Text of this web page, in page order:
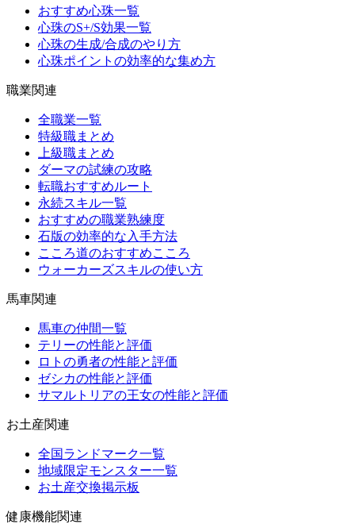
おすすめ心珠一覧
心珠のS+/S効果一覧
心珠の生成/合成のやり方
心珠ポイントの効率的な集め方
職業関連
全職業一覧
特級職まとめ
上級職まとめ
ダーマの試練の攻略
転職おすすめルート
永続スキル一覧
おすすめの職業熟練度
石版の効率的な入手方法
こころ道のおすすめこころ
ウォーカーズスキルの使い方
馬車関連
馬車の仲間一覧
テリーの性能と評価
ロトの勇者の性能と評価
ゼシカの性能と評価
サマルトリアの王女の性能と評価
お土産関連
全国ランドマーク一覧
地域限定モンスター一覧
お土産交換掲示板
健康機能関連